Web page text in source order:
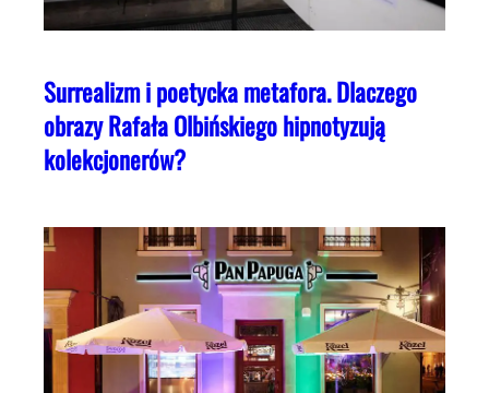
Surrealizm i poetycka metafora. Dlaczego
obrazy Rafała Olbińskiego hipnotyzują
kolekcjonerów?